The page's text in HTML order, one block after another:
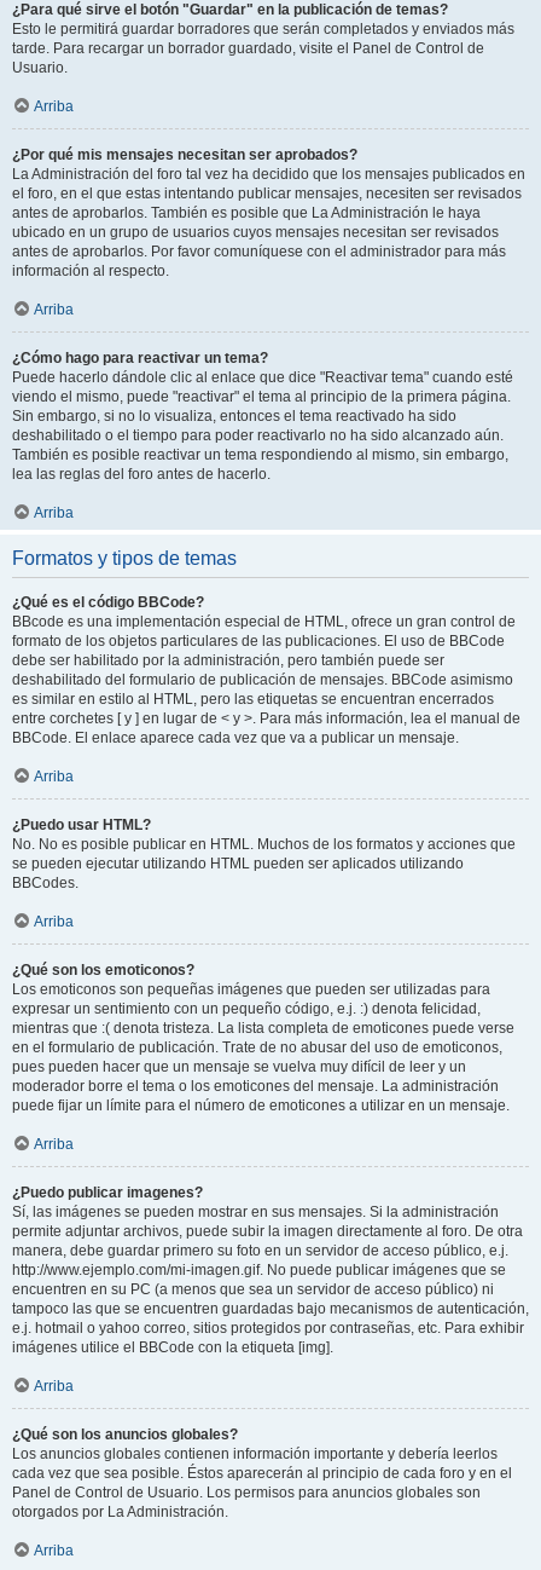
¿Para qué sirve el botón "Guardar" en la publicación de temas?
Esto le permitirá guardar borradores que serán completados y enviados más
tarde. Para recargar un borrador guardado, visite el Panel de Control de
Usuario.
Arriba
¿Por qué mis mensajes necesitan ser aprobados?
La Administración del foro tal vez ha decidido que los mensajes publicados en
el foro, en el que estas intentando publicar mensajes, necesiten ser revisados
antes de aprobarlos. También es posible que La Administración le haya
ubicado en un grupo de usuarios cuyos mensajes necesitan ser revisados
antes de aprobarlos. Por favor comuníquese con el administrador para más
información al respecto.
Arriba
¿Cómo hago para reactivar un tema?
Puede hacerlo dándole clic al enlace que dice "Reactivar tema" cuando esté
viendo el mismo, puede "reactivar" el tema al principio de la primera página.
Sin embargo, si no lo visualiza, entonces el tema reactivado ha sido
deshabilitado o el tiempo para poder reactivarlo no ha sido alcanzado aún.
También es posible reactivar un tema respondiendo al mismo, sin embargo,
lea las reglas del foro antes de hacerlo.
Arriba
Formatos y tipos de temas
¿Qué es el código BBCode?
BBcode es una implementación especial de HTML, ofrece un gran control de
formato de los objetos particulares de las publicaciones. El uso de BBCode
debe ser habilitado por la administración, pero también puede ser
deshabilitado del formulario de publicación de mensajes. BBCode asimismo
es similar en estilo al HTML, pero las etiquetas se encuentran encerrados
entre corchetes [ y ] en lugar de < y >. Para más información, lea el manual de
BBCode. El enlace aparece cada vez que va a publicar un mensaje.
Arriba
¿Puedo usar HTML?
No. No es posible publicar en HTML. Muchos de los formatos y acciones que
se pueden ejecutar utilizando HTML pueden ser aplicados utilizando
BBCodes.
Arriba
¿Qué son los emoticonos?
Los emoticonos son pequeñas imágenes que pueden ser utilizadas para
expresar un sentimiento con un pequeño código, e.j. :) denota felicidad,
mientras que :( denota tristeza. La lista completa de emoticones puede verse
en el formulario de publicación. Trate de no abusar del uso de emoticonos,
pues pueden hacer que un mensaje se vuelva muy difícil de leer y un
moderador borre el tema o los emoticones del mensaje. La administración
puede fijar un límite para el número de emoticones a utilizar en un mensaje.
Arriba
¿Puedo publicar imagenes?
Sí, las imágenes se pueden mostrar en sus mensajes. Si la administración
permite adjuntar archivos, puede subir la imagen directamente al foro. De otra
manera, debe guardar primero su foto en un servidor de acceso público, e.j.
http://www.ejemplo.com/mi-imagen.gif. No puede publicar imágenes que se
encuentren en su PC (a menos que sea un servidor de acceso público) ni
tampoco las que se encuentren guardadas bajo mecanismos de autenticación,
e.j. hotmail o yahoo correo, sitios protegidos por contraseñas, etc. Para exhibir
imágenes utilice el BBCode con la etiqueta [img].
Arriba
¿Qué son los anuncios globales?
Los anuncios globales contienen información importante y debería leerlos
cada vez que sea posible. Éstos aparecerán al principio de cada foro y en el
Panel de Control de Usuario. Los permisos para anuncios globales son
otorgados por La Administración.
Arriba